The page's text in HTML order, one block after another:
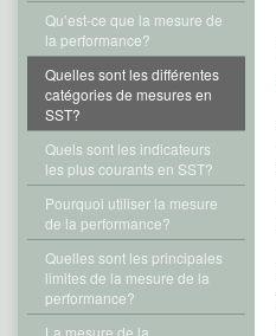
Qu’est-ce que la mesure de
la performance?
Quelles sont les différentes
catégories de mesures en
SST?
Quels sont les indicateurs
les plus courants en SST?
Pourquoi utiliser la mesure
de la performance?
Quelles sont les principales
limites de la mesure de la
performance?
La mesure de la